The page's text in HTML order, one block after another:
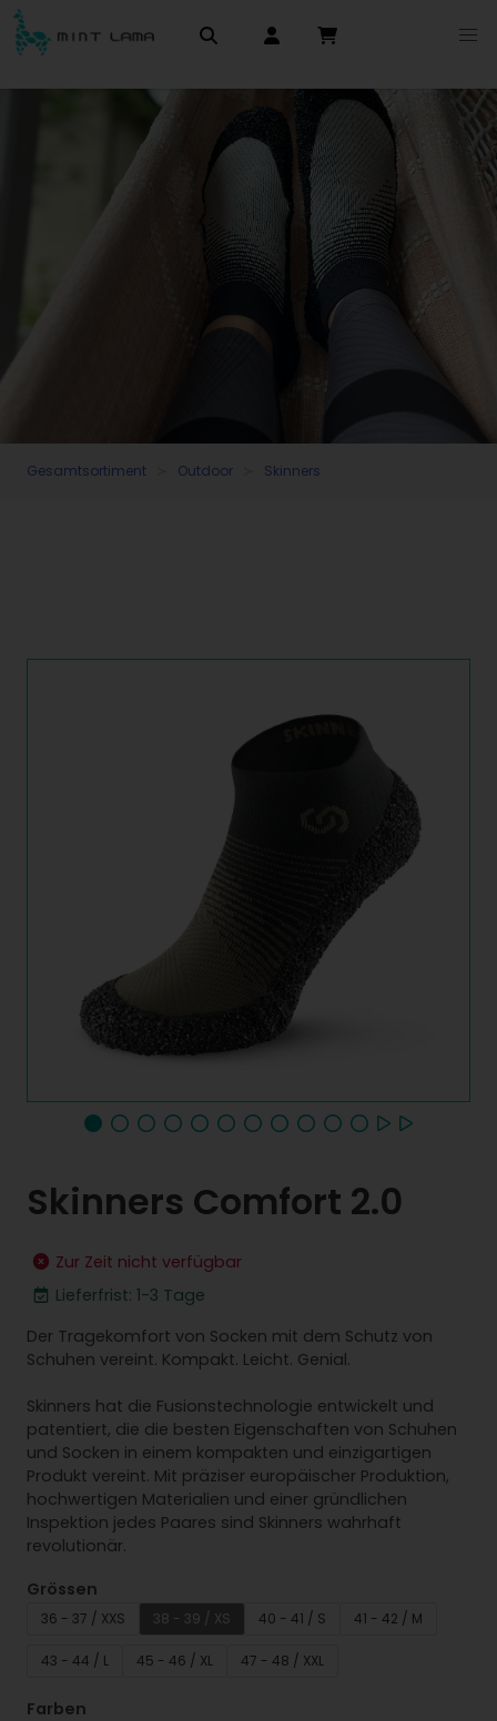
Gesamtsortiment Outdoor Skinners
Skinners Comfort 2.0
Zur Zeit nicht verfügbar
Lieferfrist: 1-3 Tage
Der Tragekomfort von Socken mit dem Schutz von
Schuhen vereint. Kompakt. Leicht. Genial.
Skinners hat die Fusionstechnologie entwickelt und
patentiert, die die besten Eigenschaften von Schuhen
und Socken in einem kompakten und einzigartigen
Produkt vereint. Mit präziser europäischer Produktion,
hochwertigen Materialien und einer gründlichen
Inspektion jedes Paares sind Skinners wahrhaft
revolutionär.
Grössen
36 - 37 / XXS 38 - 39 / XS 40 - 41 / S 41 - 42 / M
43 - 44 / L 45 - 46 / XL 47 - 48 / XXL
Farben